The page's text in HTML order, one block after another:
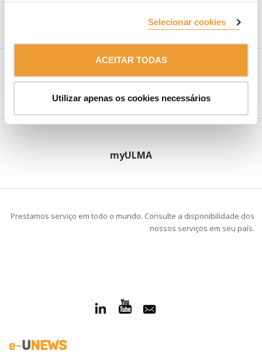
Selecionar cookies
ACEITAR TODAS
Utilizar apenas os cookies necessários
Scaffmax® Cálculo de Andaimes
myULMA
Prestamos serviço em todo o mundo. Consulte a disponibilidade dos
nossos serviços em seu país.